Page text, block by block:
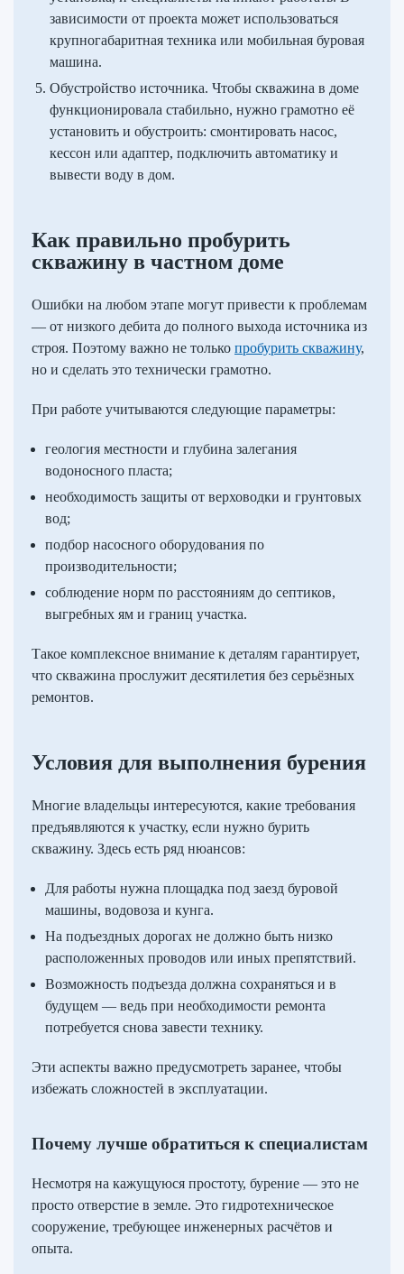
зависимости от проекта может использоваться
крупногабаритная техника или мобильная буровая
машина.
Обустройство источника. Чтобы скважина в доме
функционировала стабильно, нужно грамотно её
установить и обустроить: смонтировать насос,
кессон или адаптер, подключить автоматику и
вывести воду в дом.
Как правильно пробурить
скважину в частном доме
Ошибки на любом этапе могут привести к проблемам
— от низкого дебита до полного выхода источника из
строя. Поэтому важно не только пробурить скважину,
но и сделать это технически грамотно.
При работе учитываются следующие параметры:
геология местности и глубина залегания
водоносного пласта;
необходимость защиты от верховодки и грунтовых
вод;
подбор насосного оборудования по
производительности;
соблюдение норм по расстояниям до септиков,
выгребных ям и границ участка.
Такое комплексное внимание к деталям гарантирует,
что скважина прослужит десятилетия без серьёзных
ремонтов.
Условия для выполнения бурения
Многие владельцы интересуются, какие требования
предъявляются к участку, если нужно бурить
скважину. Здесь есть ряд нюансов:
Для работы нужна площадка под заезд буровой
машины, водовоза и кунга.
На подъездных дорогах не должно быть низко
расположенных проводов или иных препятствий.
Возможность подъезда должна сохраняться и в
будущем — ведь при необходимости ремонта
потребуется снова завести технику.
Эти аспекты важно предусмотреть заранее, чтобы
избежать сложностей в эксплуатации.
Почему лучше обратиться к специалистам
Несмотря на кажущуюся простоту, бурение — это не
просто отверстие в земле. Это гидротехническое
сооружение, требующее инженерных расчётов и
опыта.